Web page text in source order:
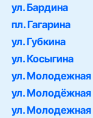
ул. Бардина
пл. Гагарина
ул. Губкина
ул. Косыгина
ул. Молодежная
ул. Молодёжная
ул.